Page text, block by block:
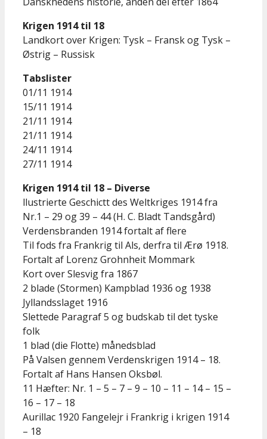
Krigen 1914 til 18
Landkort over Krigen: Tysk – Fransk og Tysk –
Østrig – Russisk
Tabslister
01/11 1914
15/11 1914
21/11 1914
21/11 1914
24/11 1914
27/11 1914
Krigen 1914 til 18 – Diverse
llustrierte Geschictt des Weltkriges 1914 fra
Nr.1 – 29 og 39 – 44 (H. C. Bladt Tandsgård)
Verdensbranden 1914 fortalt af flere
Til fods fra Frankrig til Als, derfra til Ærø 1918.
Fortalt af Lorenz Grohnheit Mommark
Kort over Slesvig fra 1867
2 blade (Stormen) Kampblad 1936 og 1938
Jyllandsslaget 1916
Slettede Paragraf 5 og budskab til det tyske
folk
1 blad (die Flotte) månedsblad
På Valsen gennem Verdenskrigen 1914 – 18.
Fortalt af Hans Hansen Oksbøl.
11 Hæfter: Nr. 1 – 5 – 7 – 9 – 10 – 11 – 14 – 15 –
16 – 17 – 18
Aurillac 1920 Fangelejr i Frankrig i krigen 1914
– 18